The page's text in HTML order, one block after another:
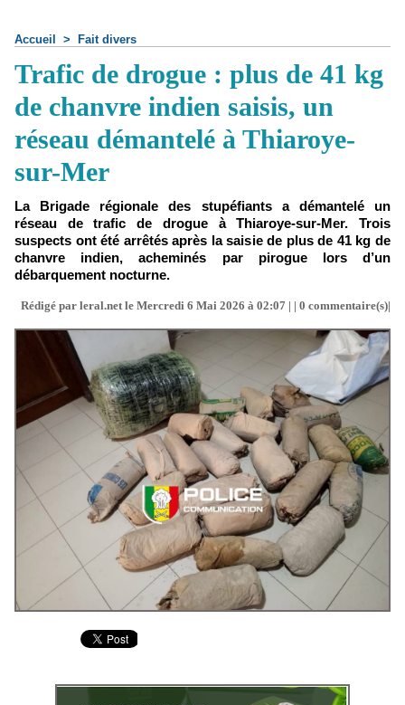
Accueil > Fait divers
Trafic de drogue : plus de 41 kg
de chanvre indien saisis, un
réseau démantelé à Thiaroye-
sur-Mer
La Brigade régionale des stupéfiants a démantelé un
réseau de trafic de drogue à Thiaroye-sur-Mer. Trois
suspects ont été arrêtés après la saisie de plus de 41 kg de
chanvre indien, acheminés par pirogue lors d’un
débarquement nocturne.
Rédigé par leral.net le Mercredi 6 Mai 2026 à 02:07 | | 0 commentaire(s)|